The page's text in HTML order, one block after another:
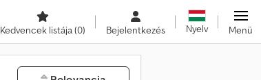
Kedvencek listája(0) Bejelentkezés Nyelv Menü